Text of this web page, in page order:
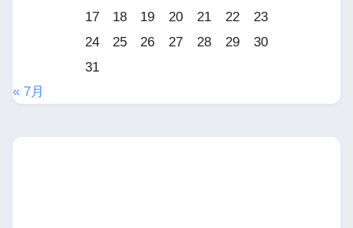
17
18 19 20 21 22
23
24
25 26 27 28 29
30
31
« 7月